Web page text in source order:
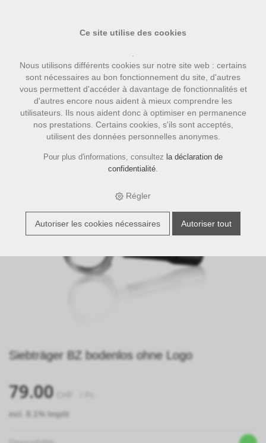
accessoires › Bezzera Zubehör › Siebträger BZ bodenlos
Siebträger BZ bodenlos ohne Logo
79.00
incl. 8.1% Impôt
Ce site utilise des cookies
Nous utilisons différents cookies sur notre site web : certains
sont nécessaires au bon fonctionnement du site, d'autres
vous permettent d'accéder à davantage de fonctionnalités et
d'autres encore nous aident à mieux comprendre les
utilisateurs. Ils nous aident donc à optimiser en permanence
nos prestations. Certains cookies, s'ils sont acceptés,
utilisent des données personnelles anonymes.
Pour plus d'informations, consultez la déclaration de
confidentialité.
Régler
Autoriser les cookies nécessaires Autoriser tout